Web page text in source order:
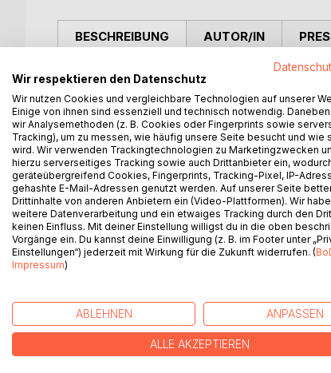
BESCHREIBUNG
Ein kleiner Hund lief durch den Park eines
Aufmerksamkeit der Kinder, die im
Kinder und Erwachsene dem Hund nach.
Teddybär wurde gegen ein Stück Wurst
wurde: 'Der ist durch die Brust
Chefinspektor Kleinschmied von der
AUTOR/IN
WEITERE TITEL BEI
Wir respektieren den Datenschutz
Wir nutzen Cookies und vergleichbare Technologien auf unserer
Einige von ihnen sind essenziell und technisch notwendig.
wir Analysemethoden (z. B. Cookies oder Fingerprints sowie
Tracking), um zu messen, wie häufig unsere Seite besucht und wie
wird. Wir verwenden Trackingtechnologien zu Marketingzwecken
hierzu serverseitiges Tracking sowie auch Drittanbieter ein,
geräteübergreifend Cookies, Fingerprints, Tracking-Pixel, IP-
gehashte E-Mail-Adressen genutzt werden. Auf unserer Seite
Drittinhalte von anderen Anbietern ein (Video-Plattformen). Wir
weitere Datenverarbeitung und ein etwaiges Tracking durch den
keinen Einfluss. Mit deiner Einstellung willigst du in die oben
Vorgänge ein. Du kannst deine Einwilligung (z. B. im Footer unter
Einstellungen“) jederzeit mit Wirkung für die Zukunft widerrufen. (
Impressum)
ABLEHNEN ANPASSEN
ALLE AKZEPTIEREN